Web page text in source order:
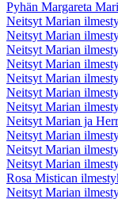
Pyhän Margareta
Neitsyt Marian
Neitsyt Marian
Neitsyt Marian
Neitsyt Marian
Neitsyt Marian
Neitsyt Marian
Neitsyt Marian
Neitsyt Marian ja
Neitsyt Marian
Neitsyt Marian
Neitsyt Marian
Rosa Mistican
Neitsyt Marian